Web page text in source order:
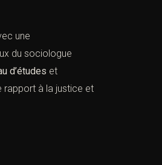
une
du sociologue
d’études et
rapport à la justice et